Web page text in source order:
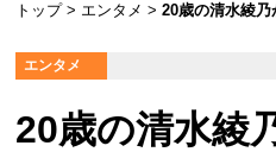
トップ エンタメ
20歳の清水綾
エンタメ
20歳の清水綾